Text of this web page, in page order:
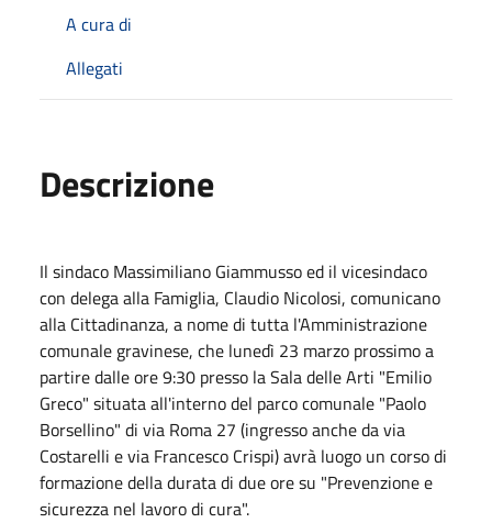
A cura di
Allegati
Descrizione
Il sindaco Massimiliano Giammusso ed il vicesindaco
con delega alla Famiglia, Claudio Nicolosi, comunicano
alla Cittadinanza, a nome di tutta l'Amministrazione
comunale gravinese, che lunedì 23 marzo prossimo a
partire dalle ore 9:30 presso la Sala delle Arti "Emilio
Greco" situata all'interno del parco comunale "Paolo
Borsellino" di via Roma 27 (ingresso anche da via
Costarelli e via Francesco Crispi) avrà luogo un corso di
formazione della durata di due ore su "Prevenzione e
sicurezza nel lavoro di cura".